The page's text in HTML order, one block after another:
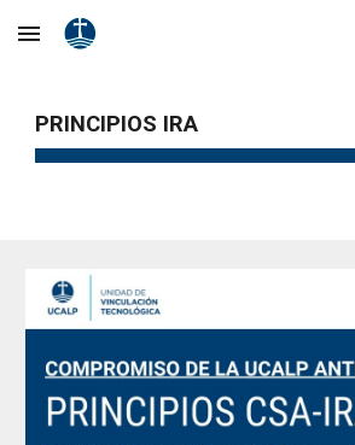
Skip to main content
PRINCIPIOS IRA